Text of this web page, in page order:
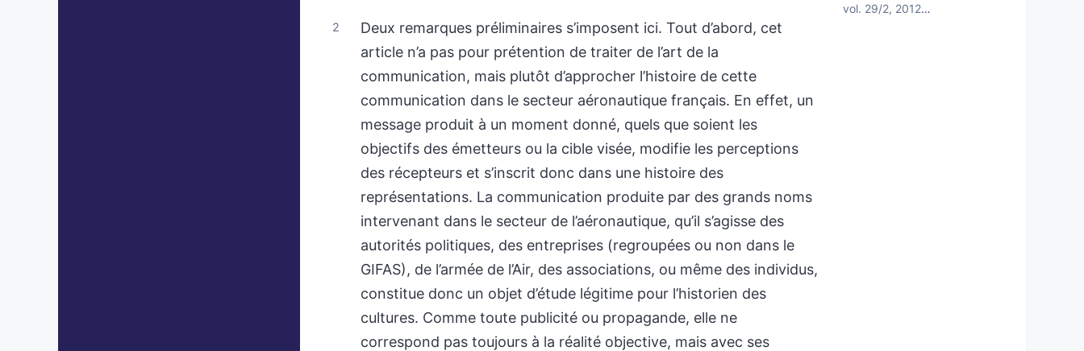
Deux remarques préliminaires s’imposent ici. Tout d’abord, cet
article n’a pas pour prétention de traiter de l’art de la
communication, mais plutôt d’approcher l’histoire de cette
communication dans le secteur aéronautique français. En effet, un
message produit à un moment donné, quels que soient les
objectifs des émetteurs ou la cible visée, modifie les perceptions
des récepteurs et s’inscrit donc dans une histoire des
représentations. La communication produite par des grands noms
intervenant dans le secteur de l’aéronautique, qu’il s’agisse des
autorités politiques, des entreprises (regroupées ou non dans le
GIFAS), de l’armée de l’Air, des associations, ou même des individus,
constitue donc un objet d’étude légitime pour l’historien des
cultures. Comme toute publicité ou propagande, elle ne
correspond pas toujours à la réalité objective, mais avec ses
vol. 29/2, 2012…